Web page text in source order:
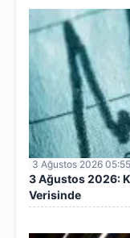
3 Ağustos 2026 05:55
3 Ağustos 2026:
Verisinde